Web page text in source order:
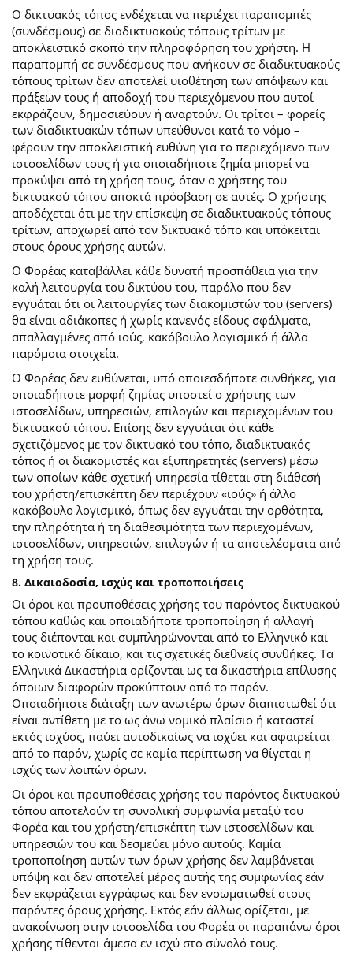
O δικτυακός τόπος ενδέχεται να περιέχει παραπομπές
(συνδέσμους) σε διαδικτυακούς τόπους τρίτων με
αποκλειστικό σκοπό την πληροφόρηση του χρήστη. Η
παραπομπή σε συνδέσμους που ανήκουν σε διαδικτυακούς
τόπους τρίτων δεν αποτελεί υιοθέτηση των απόψεων και
πράξεων τους ή αποδοχή του περιεχόμενου που αυτοί
εκφράζουν, δημοσιεύουν ή αναρτούν. Οι τρίτοι – φορείς
των διαδικτυακών τόπων υπεύθυνοι κατά το νόμο –
φέρουν την αποκλειστική ευθύνη για το περιεχόμενο των
ιστοσελίδων τους ή για οποιαδήποτε ζημία μπορεί να
προκύψει από τη χρήση τους, όταν ο χρήστης του
δικτυακού τόπου αποκτά πρόσβαση σε αυτές. Ο χρήστης
αποδέχεται ότι με την επίσκεψη σε διαδικτυακούς τόπους
τρίτων, αποχωρεί από τον δικτυακό τόπο και υπόκειται
στους όρους χρήσης αυτών.
Ο Φορέας καταβάλλει κάθε δυνατή προσπάθεια για την
καλή λειτουργία του δικτύου του, παρόλο που δεν
εγγυάται ότι οι λειτουργίες των διακομιστών του (servers)
θα είναι αδιάκοπες ή χωρίς κανενός είδους σφάλματα,
απαλλαγμένες από ιούς, κακόβουλο λογισμικό ή άλλα
παρόμοια στοιχεία.
Ο Φορέας δεν ευθύνεται, υπό οποιεσδήποτε συνθήκες, για
οποιαδήποτε μορφή ζημίας υποστεί ο χρήστης των
ιστοσελίδων, υπηρεσιών, επιλογών και περιεχομένων του
δικτυακού τόπου. Επίσης δεν εγγυάται ότι κάθε
σχετιζόμενος με τον δικτυακό του τόπο, διαδικτυακός
τόπος ή οι διακομιστές και εξυπηρετητές (servers) μέσω
των οποίων κάθε σχετική υπηρεσία τίθεται στη διάθεσή
του χρήστη/επισκέπτη δεν περιέχουν «ιούς» ή άλλο
κακόβουλο λογισμικό, όπως δεν εγγυάται την ορθότητα,
την πληρότητα ή τη διαθεσιμότητα των περιεχομένων,
ιστοσελίδων, υπηρεσιών, επιλογών ή τα αποτελέσματα από
τη χρήση τους.
8. Δικαιοδοσία, ισχύς και τροποποιήσεις
Οι όροι και προϋποθέσεις χρήσης του παρόντος δικτυακού
τόπου καθώς και οποιαδήποτε τροποποίηση ή αλλαγή
τους διέπονται και συμπληρώνονται από το Ελληνικό και
το κοινοτικό δίκαιο, και τις σχετικές διεθνείς συνθήκες. Τα
Ελληνικά Δικαστήρια ορίζονται ως τα δικαστήρια επίλυσης
όποιων διαφορών προκύπτουν από το παρόν.
Οποιαδήποτε διάταξη των ανωτέρω όρων διαπιστωθεί ότι
είναι αντίθετη με το ως άνω νομικό πλαίσιο ή καταστεί
εκτός ισχύος, παύει αυτοδικαίως να ισχύει και αφαιρείται
από το παρόν, χωρίς σε καμία περίπτωση να θίγεται η
ισχύς των λοιπών όρων.
Οι όροι και προϋποθέσεις χρήσης του παρόντος δικτυακού
τόπου αποτελούν τη συνολική συμφωνία μεταξύ του
Φορέα και του χρήστη/επισκέπτη των ιστοσελίδων και
υπηρεσιών του και δεσμεύει μόνο αυτούς. Καμία
τροποποίηση αυτών των όρων χρήσης δεν λαμβάνεται
υπόψη και δεν αποτελεί μέρος αυτής της συμφωνίας εάν
δεν εκφράζεται εγγράφως και δεν ενσωματωθεί στους
παρόντες όρους χρήσης. Εκτός εάν άλλως ορίζεται, με
ανακοίνωση στην ιστοσελίδα του Φορέα οι παραπάνω όροι
χρήσης τίθενται άμεσα εν ισχύ στο σύνολό τους.